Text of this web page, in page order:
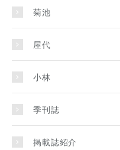
菊池
屋代
小林
季刊誌
掲載誌紹介